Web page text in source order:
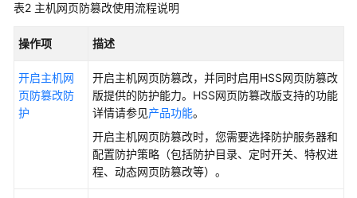
表2 主机网页防篡改使用流程说明
操作项 描述
开启主机网
页防篡改防
护
开启主机网页防篡改，并同时启用HSS网页防篡改
版提供的防护能力。HSS网页防篡改版支持的功能
详情请参见产品功能。
开启主机网页防篡改时，您需要选择防护服务器和
配置防护策略（包括防护目录、定时开关、特权进
程、动态网页防篡改等）。